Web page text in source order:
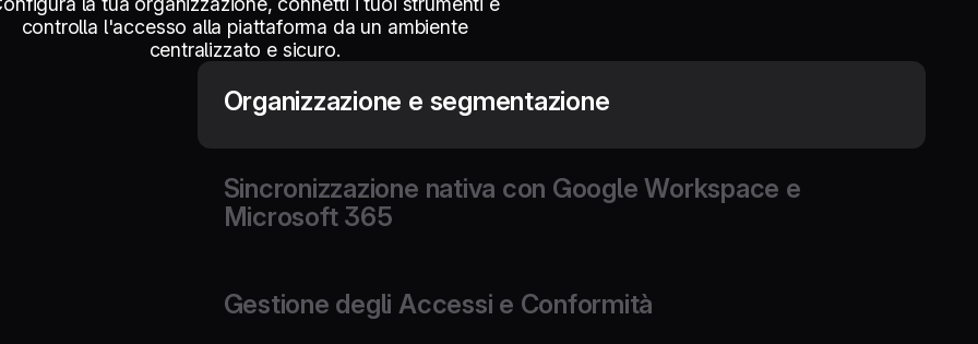
controlla l'accesso alla piattaforma da un ambiente
centralizzato e sicuro.
Organizzazione e segmentazione
campagne mirate, perfettamente adattate a ogni livello della tua struttura aziendale.
Sincronizzazione nativa con Google Workspace e
Microsoft 365
Gestione degli Accessi e Conformità